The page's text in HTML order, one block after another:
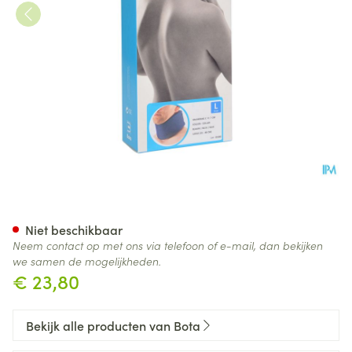
€ 23,80
Niet beschikbaar
Neem contact op met ons via telefoon of e-mail, dan bekijken
we samen de mogelijkheden.
Bekijk alle producten van Bota